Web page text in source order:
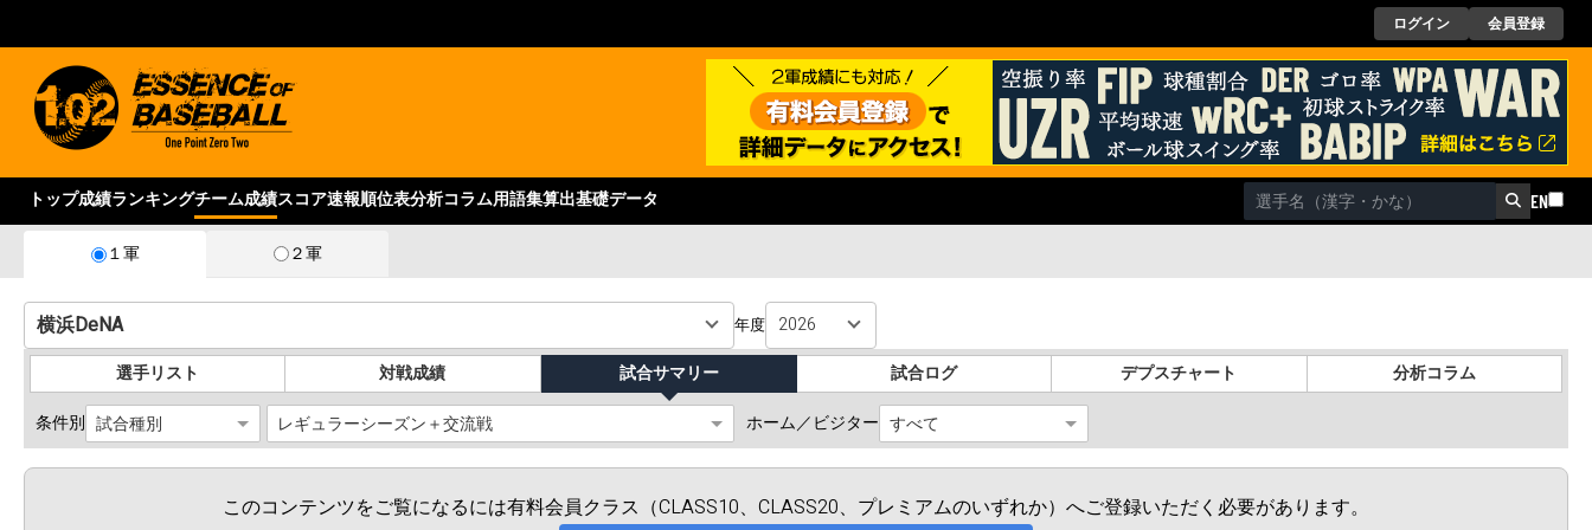
ログイン 会員登録
トップ成績ランキングチーム成績スコア速報順位表分析コラム用語集算出基礎データ EN
１軍 ２軍
年度
選手リスト 対戦成績 試合サマリー 試合ログ デプスチャート 分析コラム
条件別 ホーム／ビジター
このコンテンツをご覧になるには有料会員クラス（CLASS10、CLASS20、プレミアムのいずれか）へご登録いただく必要があります。